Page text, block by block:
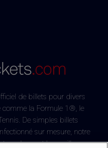
de billets pour divers
comme la Formule 1®, le
De simples billets
sur mesure, notre
de sport les meilleures